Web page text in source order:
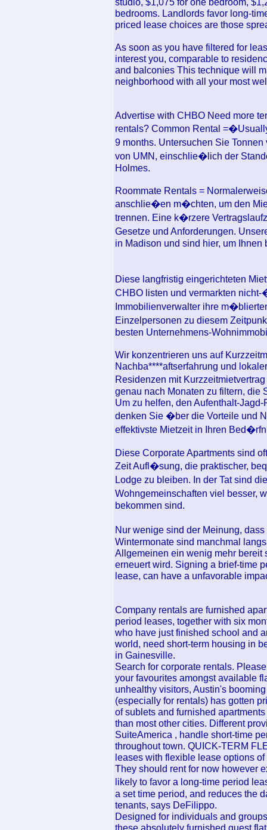
bedrooms. Landlords favor long-
priced lease choices are those
As soon as you have filtered for
interest you, comparable to
and balconies This technique will
neighborhood with all your most
Advertise with CHBO Need more
rentals? Common Rental
9 months. Untersuchen Sie
von UMN, einschlie�lich der
Holmes.
Roommate Rentals =
anschlie�en m�chten, um den
trennen. Eine k�rzere
Gesetze und Anforderungen.
in Madison und sind hier, um
Diese langfristig eingerichteten
CHBO listen und vermarkten
Immobilienverwalter ihre
Einzelpersonen zu diesem
besten Unternehmens-
Wir konzentrieren uns auf
Nachba****aftserfahrung und
Residenzen mit
genau nach Monaten zu filtern, die
Um zu helfen, den Aufenthalt-
denken Sie �ber die Vorteile und
effektivste Mietzeit in Ihren
Diese Corporate Apartments sind
Zeit Aufl�sung, die praktischer,
Lodge zu bleiben. In der Tat sind
Wohngemeinschaften viel besser,
bekommen sind.
Nur wenige sind der Meinung,
Wintermonate sind manchmal
Allgemeinen ein wenig mehr bereit
erneuert wird. Signing a brief-time
lease, can have a unfavorable
Company rentals are furnished
period leases, together with six
who have just finished school and
world, need short-term housing in
in Gainesville.
Search for corporate rentals.
your favourites amongst available
unhealthy visitors, Austin's
(especially for rentals) has gotten
of sublets and furnished
than most other cities. Different
SuiteAmerica , handle short-time
throughout town. QUICK-TERM
leases with flexible lease options
They should rent for now however
likely to favor a long-time period
a set time period, and reduces the
tenants, says DeFilippo.
Designed for individuals and
these absolutely furnished guest